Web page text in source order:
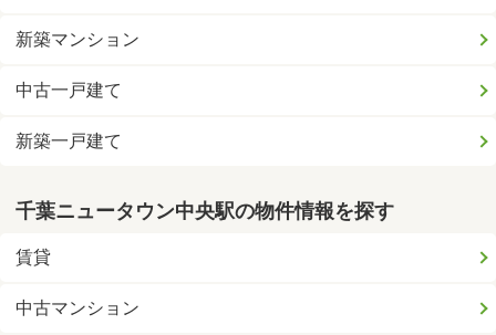
新築マンション
中古一戸建て
新築一戸建て
千葉ニュータウン中央駅の物件情報を探す
賃貸
中古マンション